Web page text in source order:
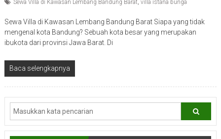
Sewa Villa di Kawasan Lembang Bandung Barat, villa istana bunga
Sewa Villa di Kawasan Lembang Bandung Barat Siapa yang tidak
mengenal kota Bandung? Sebuah kota besar yang merupakan
ibukota dari provinsi Jawa Barat. Di
Baca selengkapnya